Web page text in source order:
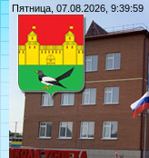
Пятница, 07.08.2026, 9:39:59